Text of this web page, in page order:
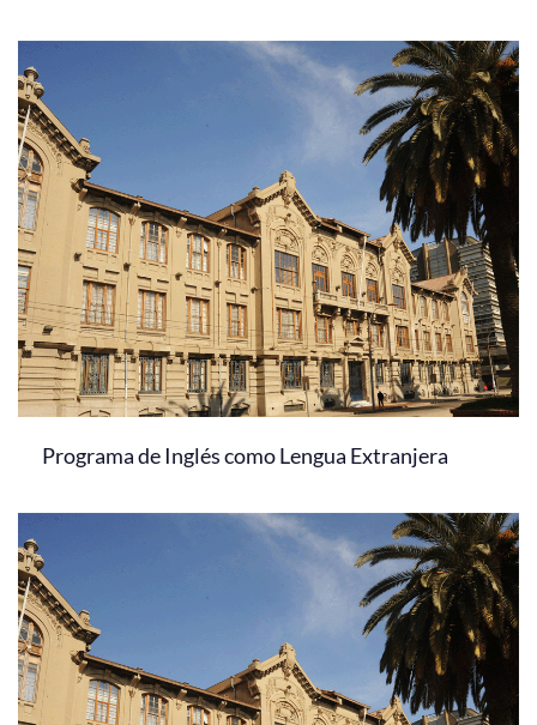
Programa de Inglés como Lengua Extranjera